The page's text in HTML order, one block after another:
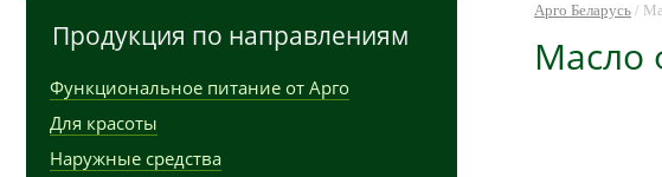
Арго Беларусь /
Масло
Продукция по направлениям
Функциональное питание от Арго
Для красоты
Наружные средства